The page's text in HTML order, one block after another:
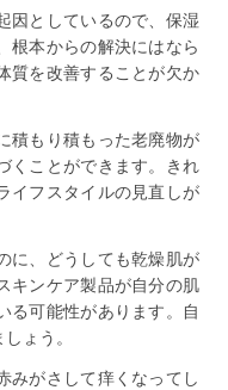
因としているので、保湿
根本からの解決にはなら
質を改善することが欠か
積もり積もった老廃物が
くことができます。きれ
イフスタイルの見直しが
に、どうしても乾燥肌が
キンケア製品が自分の肌
る可能性があります。自
ょう。
みがさして痒くなってし